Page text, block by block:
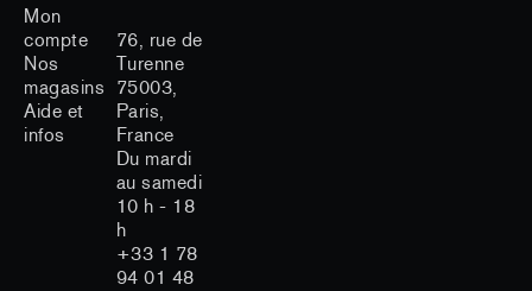
Mon
compte
Nos
magasins
Aide et
infos
76, rue de
Turenne
75003,
Paris,
France
Du mardi
au samedi
10 h - 18
h
+33 1 78
94 01 48